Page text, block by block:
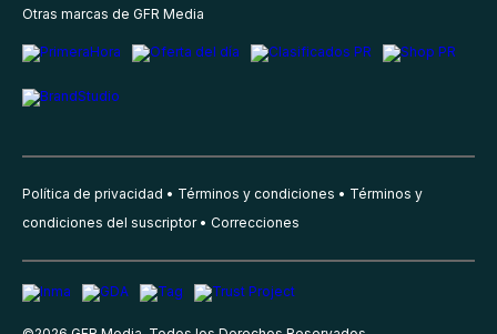
Otras marcas de GFR Media
Política de privacidad Términos y condiciones
Términos y
condiciones del suscriptor
Correcciones